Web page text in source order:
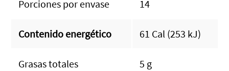
Porciones por envase 14
Contenido energético 61 Cal (253 kJ)
Grasas totales 5 g